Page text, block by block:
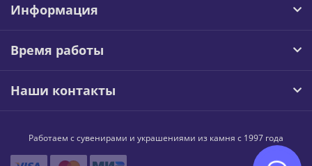
Информация
Время работы
Наши контакты
Работаем с сувенирами и украшениями из камня с 1997 года